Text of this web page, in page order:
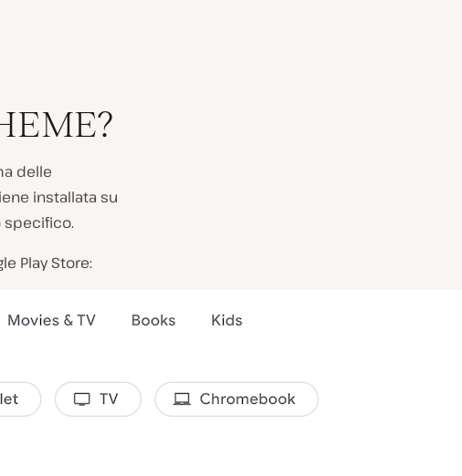
delle
installata su
Play Store: